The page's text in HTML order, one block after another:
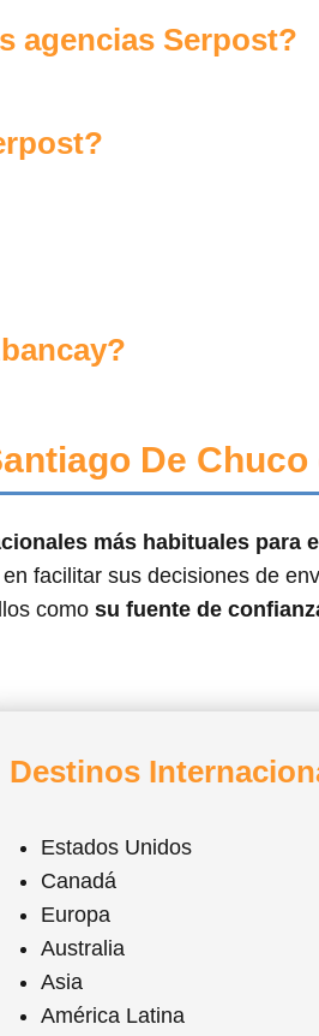
agencias Serpost?
De
más habituales para
facilitar sus decisiones de
como su fuente de
Destinos
Estados Unidos
Canadá
Europa
Australia
Asia
América Latina